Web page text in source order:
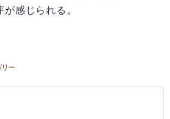
感じられる。
ー